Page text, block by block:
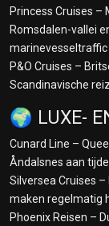
Princess Cruises
Romsdalen-vallei
marinevesseltraffic
P&O Cruises –
Scandinavische
🌍 LUXE-
Cunard Line –
Åndalsnes aan
Silversea Cruises
maken regelmatig
Phoenix Reisen –